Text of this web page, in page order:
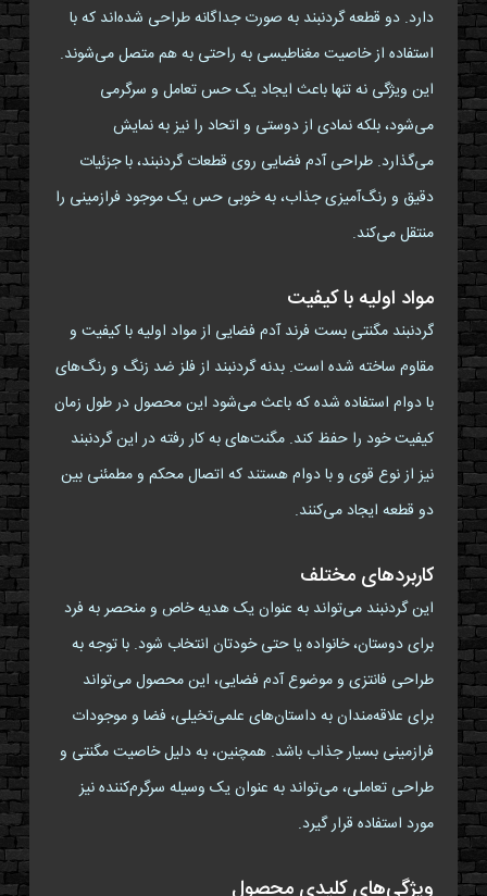
دارد. دو قطعه گردنبند به صورت جداگانه طراحی شده‌اند که با
استفاده از خاصیت مغناطیسی به راحتی به هم متصل می‌شوند.
این ویژگی نه تنها باعث ایجاد یک حس تعامل و سرگرمی
می‌شود، بلکه نمادی از دوستی و اتحاد را نیز به نمایش
می‌گذارد. طراحی آدم فضایی روی قطعات گردنبند، با جزئیات
دقیق و رنگ‌آمیزی جذاب، به خوبی حس یک موجود فرازمینی را
منتقل می‌کند.
مواد اولیه با کیفیت
گردنبند مگنتی بست فرند آدم فضایی از مواد اولیه با کیفیت و
مقاوم ساخته شده است. بدنه گردنبند از فلز ضد زنگ و رنگ‌های
با دوام استفاده شده که باعث می‌شود این محصول در طول زمان
کیفیت خود را حفظ کند. مگنت‌های به کار رفته در این گردنبند
نیز از نوع قوی و با دوام هستند که اتصال محکم و مطمئنی بین
دو قطعه ایجاد می‌کنند.
کاربردهای مختلف
این گردنبند می‌تواند به عنوان یک هدیه خاص و منحصر به فرد
برای دوستان، خانواده یا حتی خودتان انتخاب شود. با توجه به
طراحی فانتزی و موضوع آدم فضایی، این محصول می‌تواند
برای علاقه‌مندان به داستان‌های علمی‌تخیلی، فضا و موجودات
فرازمینی بسیار جذاب باشد. همچنین، به دلیل خاصیت مگنتی و
طراحی تعاملی، می‌تواند به عنوان یک وسیله سرگرم‌کننده نیز
مورد استفاده قرار گیرد.
ویژگی‌های کلیدی محصول